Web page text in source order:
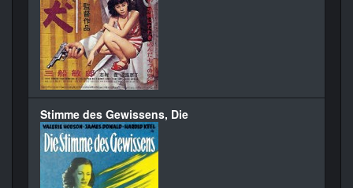
Stimme des Gewissens, Die